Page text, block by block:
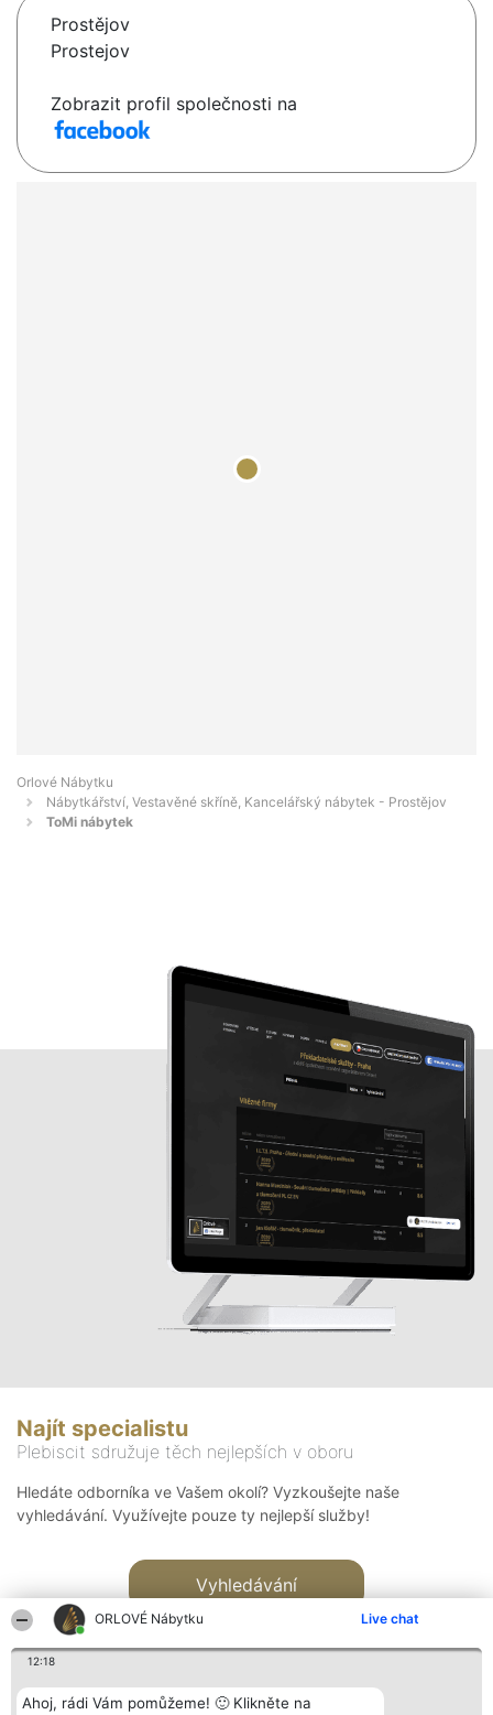
ORLOVÉ Nábytku Live chat
12:18
Ahoj, rádi Vám pomůžeme! 🙂 Klikněte na
Prostějov
Prostejov
Zobrazit profil společnosti na
Orlové Nábytku
Nábytkářství, Vestavěné skříně, Kancelářský nábytek - Prostějov
ToMi nábytek
Najít specialistu
Plebiscit sdružuje těch nejlepších v oboru
Hledáte odborníka ve Vašem okolí? Vyzkoušejte naše
vyhledávání. Využívejte pouze ty nejlepší služby!
Vyhledávání